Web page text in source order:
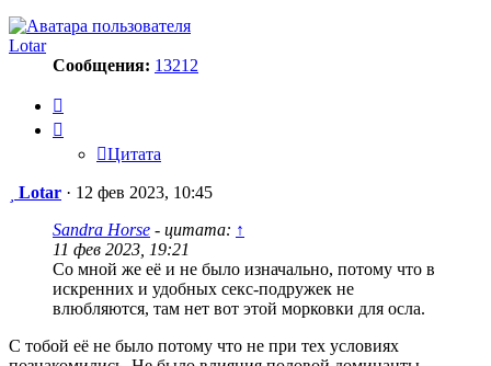
Lotar
Сообщения: 13212
Цитата
Сообщение
Lotar · 12 фев 2023, 10:45
Sandra Horse - цитата: ↑
11 фев 2023, 19:21
Со мной же её и не было изначально, потому что в
искренних и удобных секс-подружек не
влюбляются, там нет вот этой морковки для осла.
С тобой её не было потому что не при тех условиях